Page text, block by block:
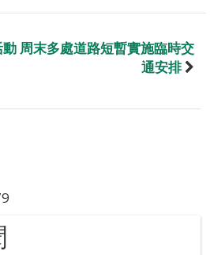
周末多處道路短暫實施臨時交
通安排